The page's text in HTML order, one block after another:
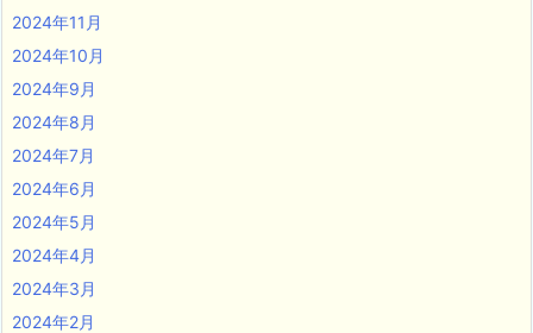
2024年11月
2024年10月
2024年9月
2024年8月
2024年7月
2024年6月
2024年5月
2024年4月
2024年3月
2024年2月